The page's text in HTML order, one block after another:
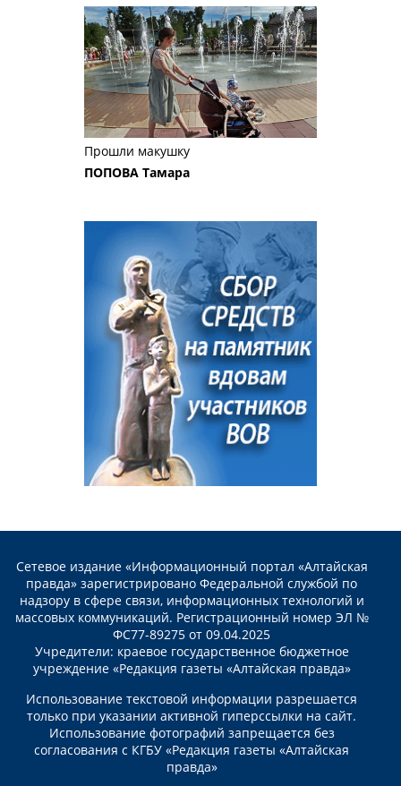
Прошли макушку
ПОПОВА Тамара
Сетевое издание «Информационный портал «Алтайская
правда» зарегистрировано Федеральной службой по
надзору в сфере связи, информационных технологий и
массовых коммуникаций. Регистрационный номер ЭЛ №
ФС77-89275 от 09.04.2025
Учредители: краевое государственное бюджетное
учреждение «Редакция газеты «Алтайская правда»
Использование текстовой информации разрешается
только при указании активной гиперссылки на сайт.
Использование фотографий запрещается без
согласования с КГБУ «Редакция газеты «Алтайская
правда»